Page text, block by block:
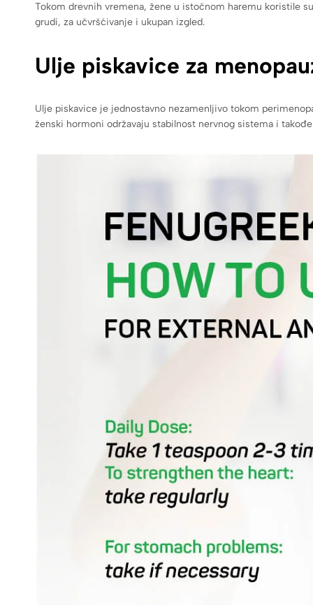
Tokom drevnih vremena, žene u istočnom haremu koristile
grudi, za učvršćivanje i ukupan izgled.
Ulje piskavice za
Ulje piskavice je jednostavno nezamenljivo tokom
ženski hormoni održavaju stabilnost nervnog sistema i